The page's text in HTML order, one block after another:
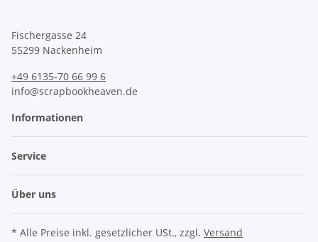
Fischergasse 24
55299 Nackenheim
+49 6135-70 66 99 6
info@scrapbookheaven.de
Informationen
Service
Über uns
* Alle Preise inkl. gesetzlicher USt., zzgl. Versand